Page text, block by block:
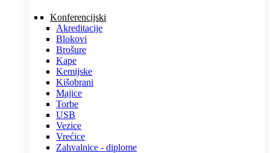
Konferencijski
Akreditacije
Blokovi
Brošure
Kape
Kemijske
Kišobrani
Majice
Torbe
USB
Vezice
Vrećice
Zahvalnice - diplome